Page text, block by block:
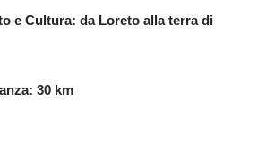
e Cultura: da Loreto alla terra di
30 km